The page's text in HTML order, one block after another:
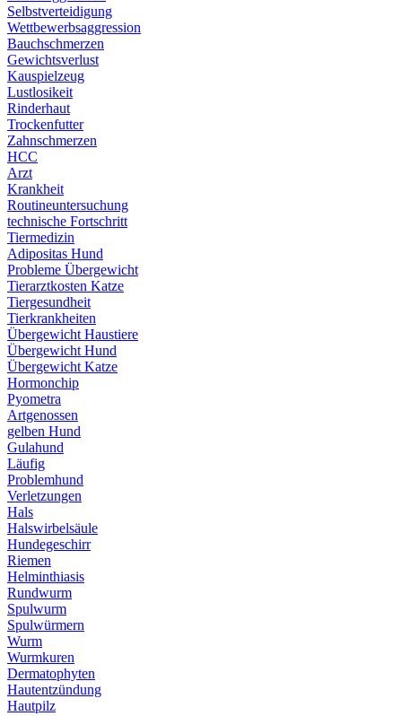
Selbstverteidigung
Wettbewerbsaggression
Bauchschmerzen
Gewichtsverlust
Kauspielzeug
Lustlosikeit
Rinderhaut
Trockenfutter
Zahnschmerzen
HCC
Arzt
Krankheit
Routineuntersuchung
technische Fortschritt
Tiermedizin
Adipositas Hund
Probleme Übergewicht
Tierarztkosten Katze
Tiergesundheit
Tierkrankheiten
Übergewicht Haustiere
Übergewicht Hund
Übergewicht Katze
Hormonchip
Pyometra
Artgenossen
gelben Hund
Gulahund
Läufig
Problemhund
Verletzungen
Hals
Halswirbelsäule
Hundegeschirr
Riemen
Helminthiasis
Rundwurm
Spulwurm
Spulwürmern
Wurm
Wurmkuren
Dermatophyten
Hautentzündung
Hautpilz